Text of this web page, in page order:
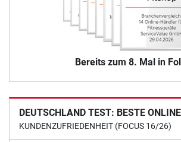
Bereits zum 8. Mal in
DEUTSCHLAND TEST: BESTE
KUNDENZUFRIEDENHEIT (FOCUS 16/26)